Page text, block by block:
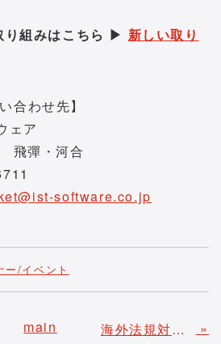
組みはこちら ▶ 新しい取り
合わせ先】
ェア
飛彈・河合
software.co.jp
ー/イベント
main 海外法規対応の課題を解決するサービス情報を拡充 － 「海外進出企業向け製品法規制対応サービス」紹介ページを大幅リニューアル － »